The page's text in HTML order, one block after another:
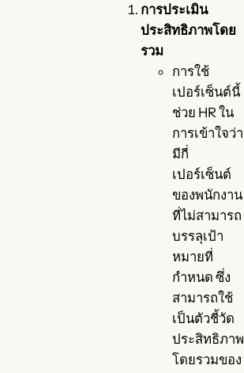
การประเมิน
ประสิทธิภาพโดย
รวม
การใช้
เปอร์เซ็นต์นี้
ช่วย HR ใน
การเข้าใจว่า
มีกี่
เปอร์เซ็นต์
ของพนักงาน
ที่ไม่สามารถ
บรรลุเป้า
หมายที่
กำหนด ซึ่ง
สามารถใช้
เป็นตัวชี้วัด
ประสิทธิภาพ
โดยรวมของ